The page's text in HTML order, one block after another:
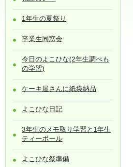
1年生の夏祭り
卒業生同窓会
今日のよこひな(2年生調べも
の学習)
ケーキ屋さんに紙袋納品
よこひな日記
3年生のメモ取り学習と1年生
ティーボール
よこひな祭準備